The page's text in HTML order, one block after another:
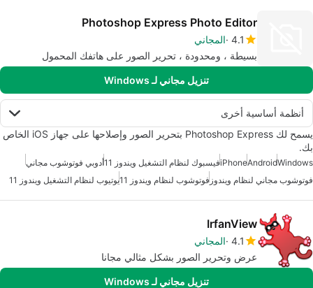
Photoshop Express Photo Editor
4.1 المجاني
بسيطة ، ومحدودة ، تحرير الصور على هاتفك المحمول
تنزيل مجاني لـ Windows
أنظمة أساسية أخرى
يسمح لك Photoshop Express بتحرير الصور وإصلاحها على جهاز iOS الخاص
بك.
Windows
Android
iPhoneفيسبوك لنظام التشغيل ويندوز 11
أدوبي فوتوشوب مجاني
فوتوشوب مجاني لنظام ويندوز فوتوشوب لنظام ويندوز 11 يوتيوب لنظام التشغيل ويندوز 11
IrfanView
4.1 المجاني
عرض وتحرير الصور بشكل مثالي مجانا
تنزيل مجاني لـ Windows